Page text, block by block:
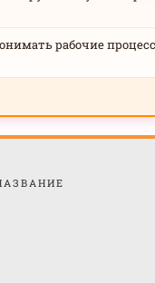
рабочие